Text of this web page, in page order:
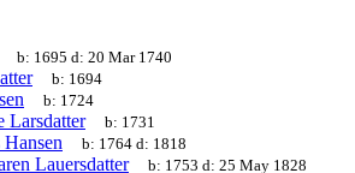
b: 1695 d:20 Mar 1740
b: 1694
b: 1724
Larsdatter b: 1731
b: 1764 d: 1818
Lauersdatter b: 1753 d:25 May 1828